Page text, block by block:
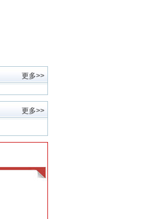
更多>>
更多>>